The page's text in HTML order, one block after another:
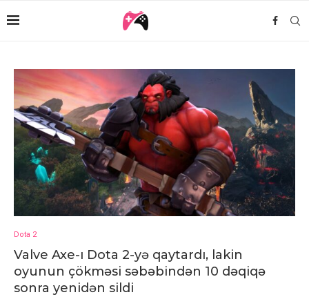
Dota 2
Valve Axe-ı Dota 2-yə qaytardı, lakin
oyunun çökməsi səbəbindən 10 dəqiqə
sonra yenidən sildi